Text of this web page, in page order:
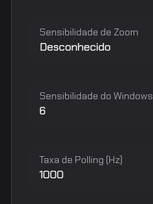
Sensibilidade de Zoom
Desconhecido
Sensibilidade do Windows
6
Taxa de Polling (Hz)
1000